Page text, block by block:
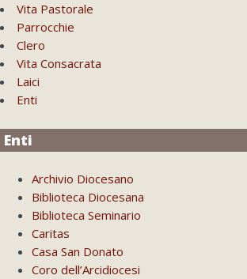
Vita Pastorale
Parrocchie
Clero
Vita Consacrata
Laici
Enti
Enti
Archivio Diocesano
Biblioteca Diocesana
Biblioteca Seminario
Caritas
Casa San Donato
Coro dell’Arcidiocesi